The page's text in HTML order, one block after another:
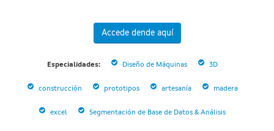
Accede dende aquí
Especialidades: Diseño de Máquinas 3D
construcción prototipos artesanía madera
excel Segmentación de Base de Datos & Análisis